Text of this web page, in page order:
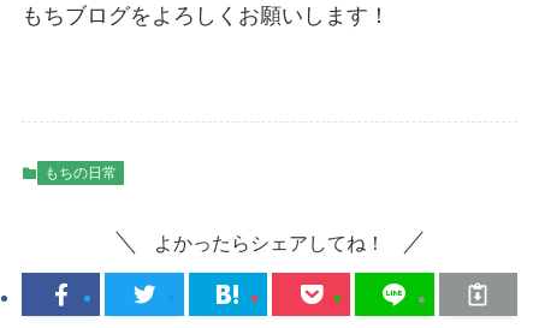
もちブログをよろしくお願いします！
もちの日常
よかったらシェアしてね！